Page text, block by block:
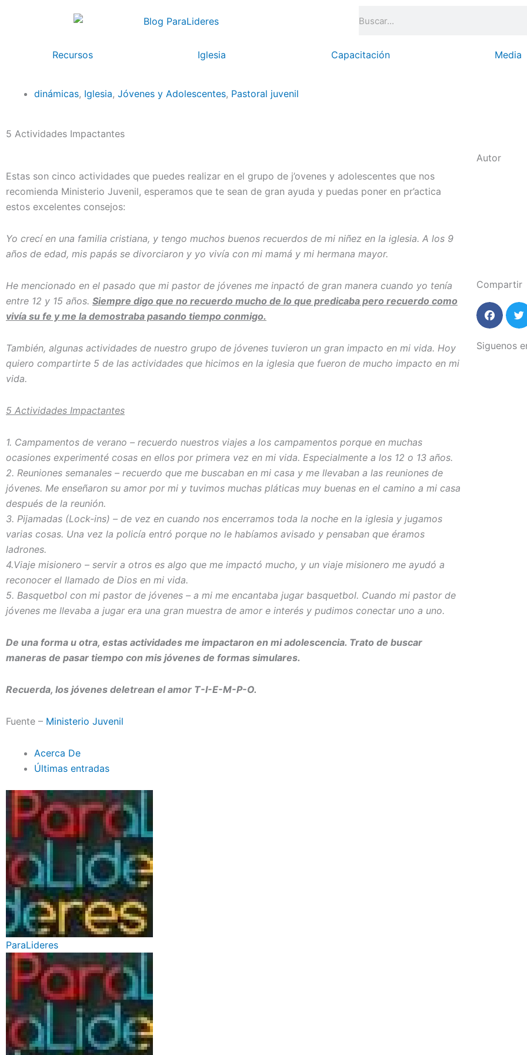
Recursos Iglesia Capacitación Media
dinámicas, Iglesia, Jóvenes y Adolescentes, Pastoral juvenil
5 Actividades Impactantes
Estas son cinco actividades que puedes realizar en el grupo de j’ovenes y adolescentes que nos
recomienda Ministerio Juvenil, esperamos que te sean de gran ayuda y puedas poner en pr’actica
estos excelentes consejos:
Yo crecí en una familia cristiana, y tengo muchos buenos recuerdos de mi niñez en la iglesia. A los 9
años de edad, mis papás se divorciaron y yo vivía con mi mamá y mi hermana mayor.
He mencionado en el pasado que mi pastor de jóvenes me inpactó de gran manera cuando yo tenía
entre 12 y 15 años. Siempre digo que no recuerdo mucho de lo que predicaba pero recuerdo como
vivía su fe y me la demostraba pasando tiempo conmigo.
También, algunas actividades de nuestro grupo de jóvenes tuvieron un gran impacto en mi vida. Hoy
quiero compartirte 5 de las actividades que hicimos en la iglesia que fueron de mucho impacto en mi
vida.
5 Actividades Impactantes
1. Campamentos de verano – recuerdo nuestros viajes a los campamentos porque en muchas
ocasiones experimenté cosas en ellos por primera vez en mi vida. Especialmente a los 12 o 13 años.
2. Reuniones semanales – recuerdo que me buscaban en mi casa y me llevaban a las reuniones de
jóvenes. Me enseñaron su amor por mi y tuvimos muchas pláticas muy buenas en el camino a mi casa
después de la reunión.
3. Pijamadas (Lock-ins) – de vez en cuando nos encerramos toda la noche en la iglesia y jugamos
varias cosas. Una vez la policía entró porque no le habíamos avisado y pensaban que éramos
ladrones.
4.Viaje misionero – servir a otros es algo que me impactó mucho, y un viaje misionero me ayudó a
reconocer el llamado de Dios en mi vida.
5. Basquetbol con mi pastor de jóvenes – a mi me encantaba jugar basquetbol. Cuando mi pastor de
jóvenes me llevaba a jugar era una gran muestra de amor e interés y pudimos conectar uno a uno.
De una forma u otra, estas actividades me impactaron en mi adolescencia. Trato de buscar
maneras de pasar tiempo con mis jóvenes de formas simulares.
Recuerda, los jóvenes deletrean el amor T-I-E-M-P-O.
Fuente – Ministerio Juvenil
Acerca De
Últimas entradas
ParaLideres
Autor
Compartir
Siguenos